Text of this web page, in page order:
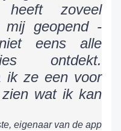
heeft zoveel
mij geopend -
eens alle
ontdekt.
ik ze een voor
wat ik kan
eigenaar van de app